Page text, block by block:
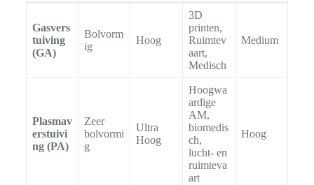
Gasvers
tuiving
(GA)
Bolvorm
ig
Hoog
3D
printen,
Ruimtev
aart,
Medisch
Medium
Plasmav
erstuivi
ng (PA)
Zeer
bolvormi
g
Ultra
Hoog
Hoogwa
ardige
AM,
biomedis
ch,
lucht- en
ruimteva
art
Hoog